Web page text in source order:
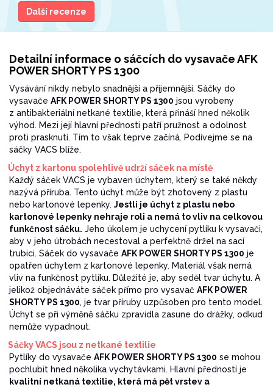
Další recenze
Detailní informace o sáčcích do vysavače AFK
POWER SHORTY PS 1300
Vysávání nikdy nebylo snadnější a příjemnější. Sáčky do
vysavače AFK POWER SHORTY PS 1300 jsou vyrobeny
z antibakteriální netkané textilie, která přináší hned několik
výhod. Mezi její hlavní přednosti patří pružnost a odolnost
proti prasknutí. Tím to však teprve začíná. Podívejme se na
sáčky VACS blíže.
Úchyt z kartonu spolehlivě udrží sáček na místě
Každý sáček VACS je vybaven úchytem, který se také někdy
nazývá příruba. Tento úchyt může být zhotovený z plastu
nebo kartonové lepenky. Jestli je úchyt z plastu nebo
kartonové lepenky nehraje roli a nemá to vliv na celkovou
funkčnost sáčku. Jeho úkolem je uchycení pytlíku k vysavači,
aby v jeho útrobách necestoval a perfektně držel na sací
trubici. Sáček do vysavače AFK POWER SHORTY PS 1300 je
opatřen úchytem z kartonové lepenky. Materiál však nemá
vliv na funkčnost pytlíku. Důležité je, aby seděl tvar úchytu. A
jelikož objednáváte sáček přímo pro vysavač AFK POWER
SHORTY PS 1300, je tvar příruby uzpůsoben pro tento model.
Úchyt se při výměně sáčku zpravidla zasune do drážky, odkud
nemůže vypadnout.
Sáčky VACS jsou z netkané textilie
Pytlíky do vysavače AFK POWER SHORTY PS 1300 se mohou
pochlubit hned několika vychytávkami. Hlavní předností je
kvalitní netkaná textilie, která má pět vrstev a